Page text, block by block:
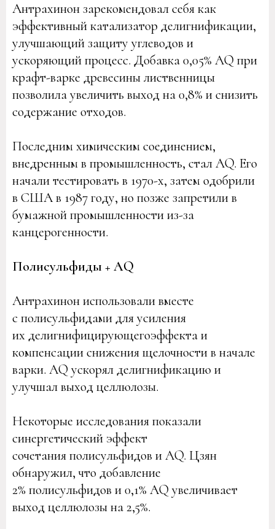
Антрахинон зарекомендовал себя как
эффективный катализатор делигнификации,
улучшающий защиту углеводов и
ускоряющий процесс. Добавка 0,05% AQ при
крафт-варке древесины лиственницы
позволила увеличить выход на 0,8% и снизить
содержание отходов.
Последним химическим соединением,
внедренным в промышленность, стал AQ. Его
начали тестировать в 1970-х, затем одобрили
в США в 1987 году, но позже запретили в
бумажной промышленности из-за
канцерогенности.
Полисульфиды + AQ
Антрахинон использовали вместе
с полисульфидами для усиления
их делигнифицирующегоэффекта и
компенсации снижения щелочности в начале
варки. AQ ускорял делигнификацию и
улучшал выход целлюлозы.
Некоторые исследования показали
синергетический эффект
сочетания полисульфидов и AQ. Цзян
обнаружил, что добавление
2% полисульфидов и 0,1% AQ увеличивает
выход целлюлозы на 2,5%.